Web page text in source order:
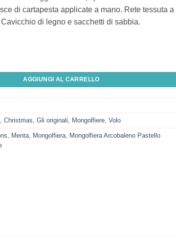
di cartapesta applicate a mano. Rete tessuta a
di legno e sacchetti di sabbia.
Pastello Piccola (8,5 cm) quantità
AGGIUNGI AL CARRELLO
,Christmas ,Gli originali Mongolfiere ,Volo
Menta Mongolfiera
Mongolfiera Arcobaleno Pastello